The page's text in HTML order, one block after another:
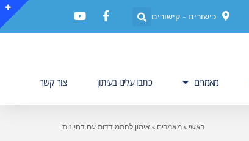
כישורים - קישורים
מאמרים כתבו עלינו בעיתון צור קשר
ראשי »מאמרים » אימון להתמודדות עם דחיינות